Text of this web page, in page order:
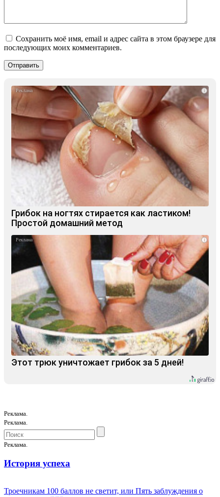
Сохранить моё имя, email и адрес сайта в этом браузере для
последующих моих комментариев.
i
Грибок на ногтях стирается как ластиком!
Простой домашний метод
i
Этот трюк уничтожает грибок за 5 дней!
Реклама.
Реклама.
Реклама.
История успеха
Троечникам 100 баллов не светит, или Пять заблуждения о